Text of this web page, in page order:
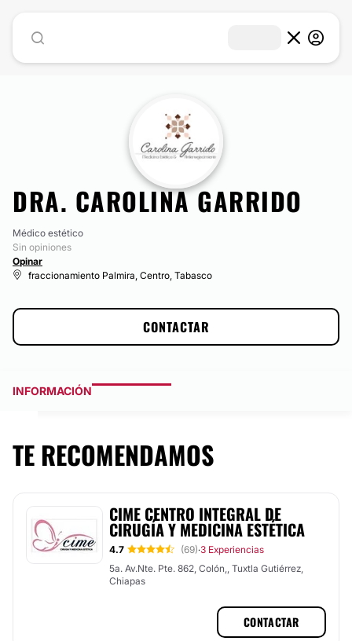
DRA. CAROLINA GARRIDO
Médico estético
Sin opiniones
Opinar
fraccionamiento Palmira, Centro, Tabasco
CONTACTAR
INFORMACIÓN
TE RECOMENDAMOS
CIME CENTRO INTEGRAL DE
CIRUGÍA Y MEDICINA ESTÉTICA
4.7 (69)·3 Experiencias
5a. Av.Nte. Pte. 862, Colón,, Tuxtla Gutiérrez,
Chiapas
CONTACTAR